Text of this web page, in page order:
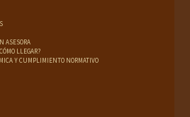
ASESORA
LLEGAR?
Y CUMPLIMIENTO NORMATIVO